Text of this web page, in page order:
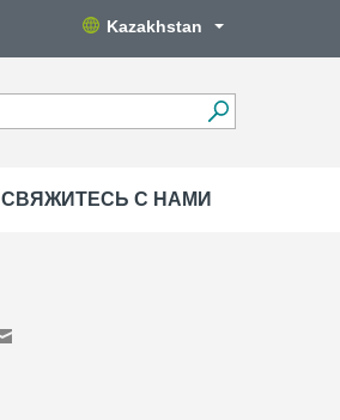
Kazakhstan
СВЯЖИТЕСЬ С НАМИ